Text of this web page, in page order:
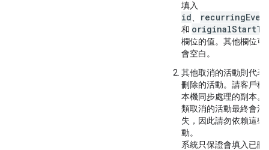
填入
id
和
欄位的值。其他欄位可
會空白。
其他取消的活動則代表
刪除的活動。請客戶移
本機同步處理的副本。
類取消的活動最終會消
失，因此請勿依賴這些
動。
系統只保證會填入已刪